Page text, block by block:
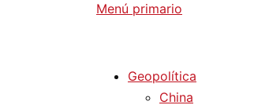
Menú primario
Geopolítica
China